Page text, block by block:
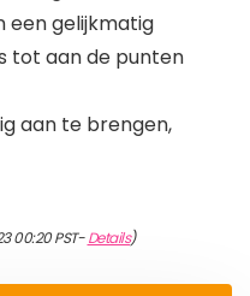
een gelijkmatig
tot aan de punten
aan te brengen,
00:20 PST-Details)